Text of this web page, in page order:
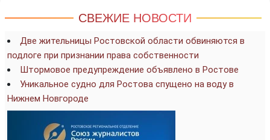
СВЕЖИЕ НОВОСТИ
Две жительницы Ростовской области обвиняются в
подлоге при признании права собственности
Штормовое предупреждение объявлено в Ростове
Уникальное судно для Ростова спущено на воду в
Нижнем Новгороде